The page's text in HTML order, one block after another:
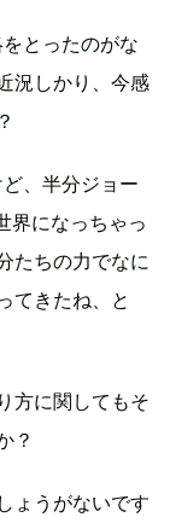
とったのがな
況しかり、今感
、半分ジョー
界になっちゃっ
たちの力でなに
てきたね、と
方に関してもそ
？
ょうがないです